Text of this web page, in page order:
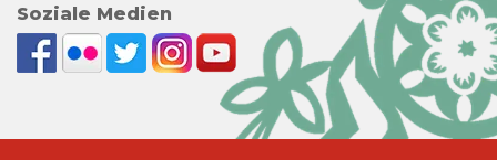
Soziale Medien